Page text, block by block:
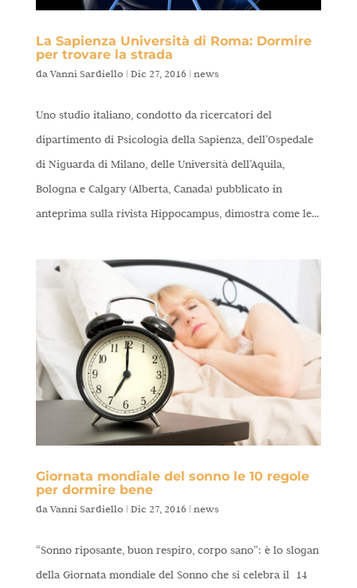
La Sapienza Università di Roma: Dormire
per trovare la strada
daVanni Sardiello | Dic 27, 2016 | news
Uno studio italiano, condotto da ricercatori del
dipartimento di Psicologia della Sapienza, dell’Ospedale
di Niguarda di Milano, delle Università dell’Aquila,
Bologna e Calgary (Alberta, Canada) pubblicato in
anteprima sulla rivista Hippocampus, dimostra come le...
Giornata mondiale del sonno le 10 regole
per dormire bene
da Vanni Sardiello | Dic 27, 2016 | news
“Sonno riposante, buon respiro, corpo sano”: è lo slogan
della Giornata mondiale del Sonno che si celebra il 14